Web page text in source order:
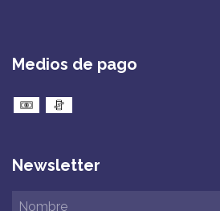
Medios de pago
Newsletter